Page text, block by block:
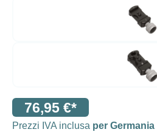
76,95 €*
Prezzi IVA inclusa per Germania